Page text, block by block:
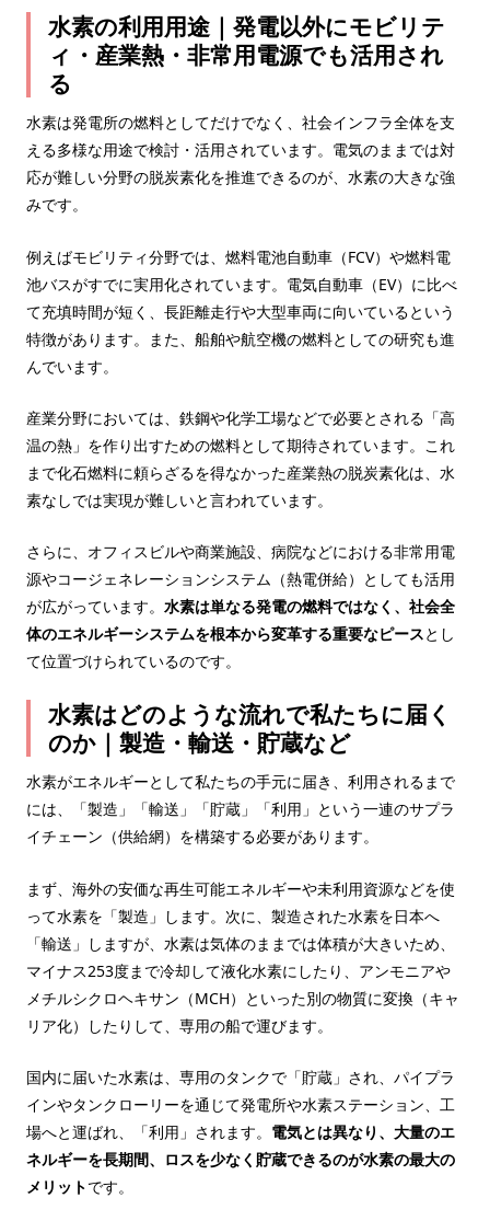
水素の利用用途｜発電以外にモビリテ
ィ・産業熱・非常用電源でも活用され
る
水素は発電所の燃料としてだけでなく、社会インフラ全体を支
える多様な用途で検討・活用されています。電気のままでは対
応が難しい分野の脱炭素化を推進できるのが、水素の大きな強
みです。
例えばモビリティ分野では、燃料電池自動車（FCV）や燃料電
池バスがすでに実用化されています。電気自動車（EV）に比べ
て充填時間が短く、長距離走行や大型車両に向いているという
特徴があります。また、船舶や航空機の燃料としての研究も進
んでいます。
産業分野においては、鉄鋼や化学工場などで必要とされる「高
温の熱」を作り出すための燃料として期待されています。これ
まで化石燃料に頼らざるを得なかった産業熱の脱炭素化は、水
素なしでは実現が難しいと言われています。
さらに、オフィスビルや商業施設、病院などにおける非常用電
源やコージェネレーションシステム（熱電併給）としても活用
が広がっています。 水素は単なる発電の燃料ではなく、社会全
体のエネルギーシステムを根本から変革する重要なピースとし
て位置づけられているのです。
水素はどのような流れで私たちに届く
のか｜製造・輸送・貯蔵など
水素がエネルギーとして私たちの手元に届き、利用されるまで
には、「製造」「輸送」「貯蔵」「利用」という一連のサプラ
イチェーン（供給網）を構築する必要があります。
まず、海外の安価な再生可能エネルギーや未利用資源などを使
って水素を「製造」します。次に、製造された水素を日本へ
「輸送」しますが、水素は気体のままでは体積が大きいため、
マイナス253度まで冷却して液化水素にしたり、アンモニアや
メチルシクロヘキサン（MCH）といった別の物質に変換（キャ
リア化）したりして、専用の船で運びます。
国内に届いた水素は、専用のタンクで「貯蔵」され、パイプラ
インやタンクローリーを通じて発電所や水素ステーション、工
場へと運ばれ、「利用」されます。 電気とは異なり、大量のエ
ネルギーを長期間、ロスを少なく貯蔵できるのが水素の最大の
メリットです。